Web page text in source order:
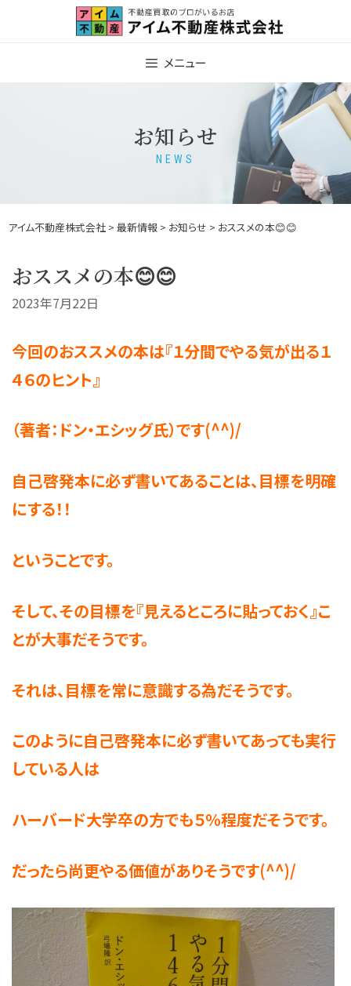
メニュー
お知らせ
NEWS
アイム不動産株式会社 > 最新情報 > お知らせ > おススメの本😊😊
おススメの本😊😊
2023年7月22日
今回のおススメの本は『１分間でやる気が出る１
４６のヒント』
（著者：ドン・エシッグ氏）です(^^)/
自己啓発本に必ず書いてあることは、目標を明確
にする！！
ということです。
そして、その目標を『見えるところに貼っておく』こ
とが大事だそうです。
それは、目標を常に意識する為だそうです。
このように自己啓発本に必ず書いてあっても実行
している人は
ハーバード大学卒の方でも５％程度だそうです。
だったら尚更やる価値がありそうです(^^)/